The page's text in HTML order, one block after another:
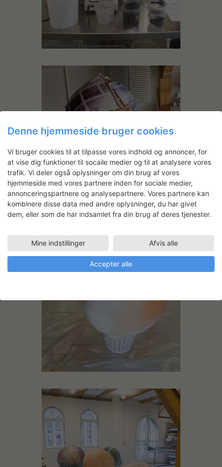
Denne hjemmeside bruger cookies
Vi bruger cookies til at tilpasse vores indhold og annoncer, for
at vise dig funktioner til socaile medier og til at analysere vores
trafik. Vi deler også oplysninger om din brug af vores
hjemmeside med vores partnere inden for sociale medier,
annonceringspartnere og analysepartnere. Vores partnere kan
kombinere disse data med andre oplysninger, du har givet
dem, eller som de har indsamlet fra din brug af deres tjenester.
Mine indstillinger Afvis alle
Accepter alle